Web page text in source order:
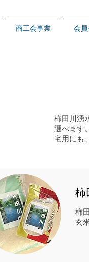
商工会事業 会
柿田川湧
選べます
宅用にも
柿
柿
玄